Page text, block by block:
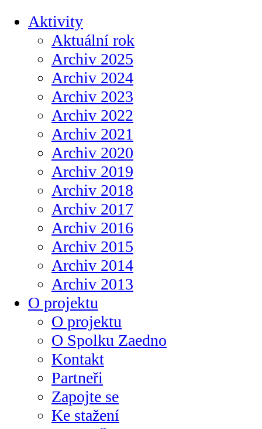
Aktivity
Aktuální rok
Archiv 2025
Archiv 2024
Archiv 2023
Archiv 2022
Archiv 2021
Archiv 2020
Archiv 2019
Archiv 2018
Archiv 2017
Archiv 2016
Archiv 2015
Archiv 2014
Archiv 2013
O projektu
O projektu
O Spolku Zaedno
Kontakt
Partneři
Zapojte se
Ke stažení